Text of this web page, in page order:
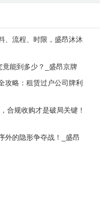
、流程、时限，盛昂沐沐
能到多少？_盛昂京牌
攻略：租赁过户公司牌利
合规收购才是破局关键！
外的隐形争夺战！_盛昂